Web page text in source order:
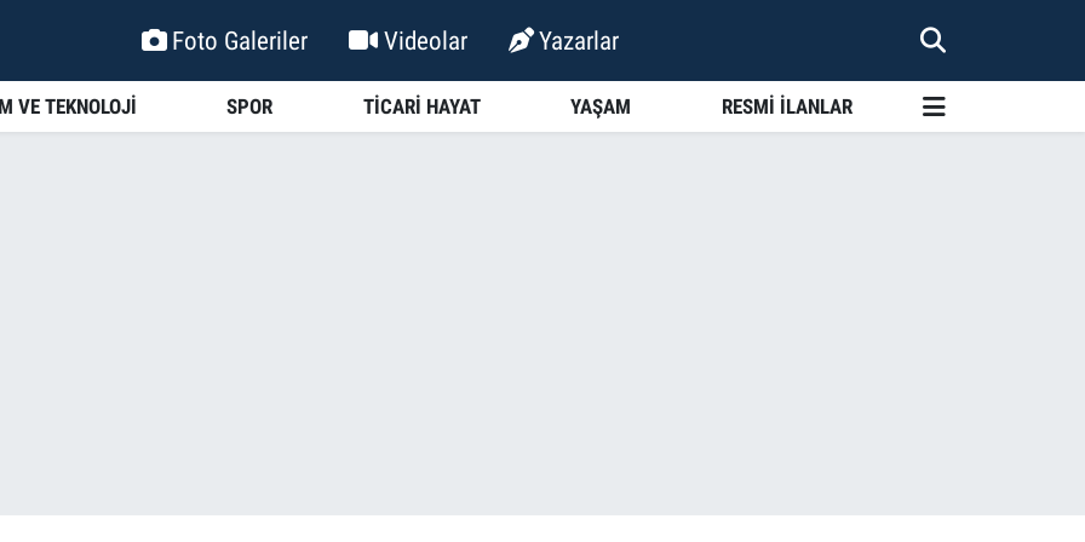
Foto Galeriler Videolar Yazarlar
VE TEKNOLOJİ SPOR TİCARİ HAYAT YAŞAM RESMİ İLANLAR